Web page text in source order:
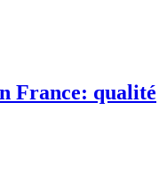
France: qualité